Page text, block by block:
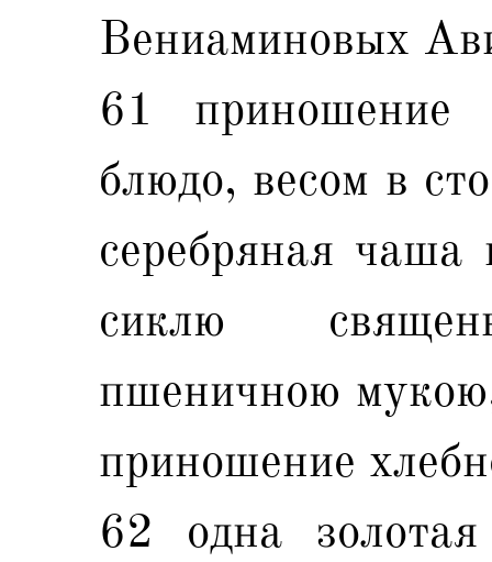
Вениаминовых
61 приношение
блюдо, весом в
серебряная чаша
сиклю
пшеничною
приношение
62 одна